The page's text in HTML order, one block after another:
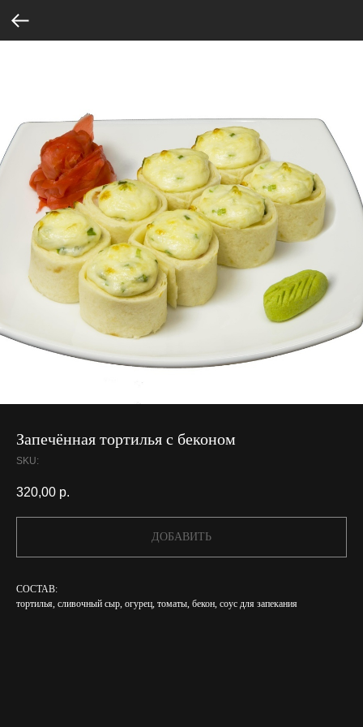
Запечённая тортилья с беконом
SKU:
320,00 р.
ДОБАВИТЬ
СОСТАВ:
тортилья, сливочный сыр, огурец, томаты, бекон, соус для запекания